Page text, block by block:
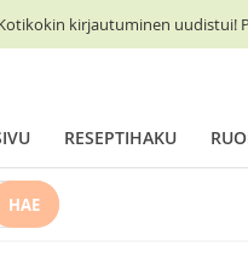
kirjautuminen uudistui!
RESEPTIHAKU
HAE